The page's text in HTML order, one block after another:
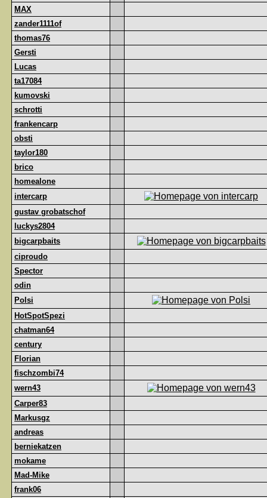
MAX
zander1111of
thomas76
Gersti
Lucas
ta17084
kumovski
schrotti
frankencarp
obsti
taylor180
brico
homealone
intercarp
gustav grobatschof
luckys2804
bigcarpbaits
ciproudo
Spector
odin
Polsi
HotSpotSpezi
chatman64
century
Florian
fischzombi74
wern43
Carper83
Markusgz
andreas
berniekatzen
mokame
Mad-Mike
frank06